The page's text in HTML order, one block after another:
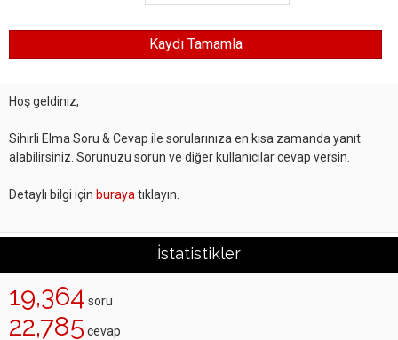
Hoş geldiniz,
Sihirli Elma Soru & Cevap ile sorularınıza en kısa zamanda yanıt
alabilirsiniz. Sorunuzu sorun ve diğer kullanıcılar cevap versin.
Detaylı bilgi için buraya tıklayın.
İstatistikler
19,364 soru
22,785 cevap